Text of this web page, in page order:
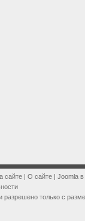
сайте | О сайте | Joomla в
разрешено только с